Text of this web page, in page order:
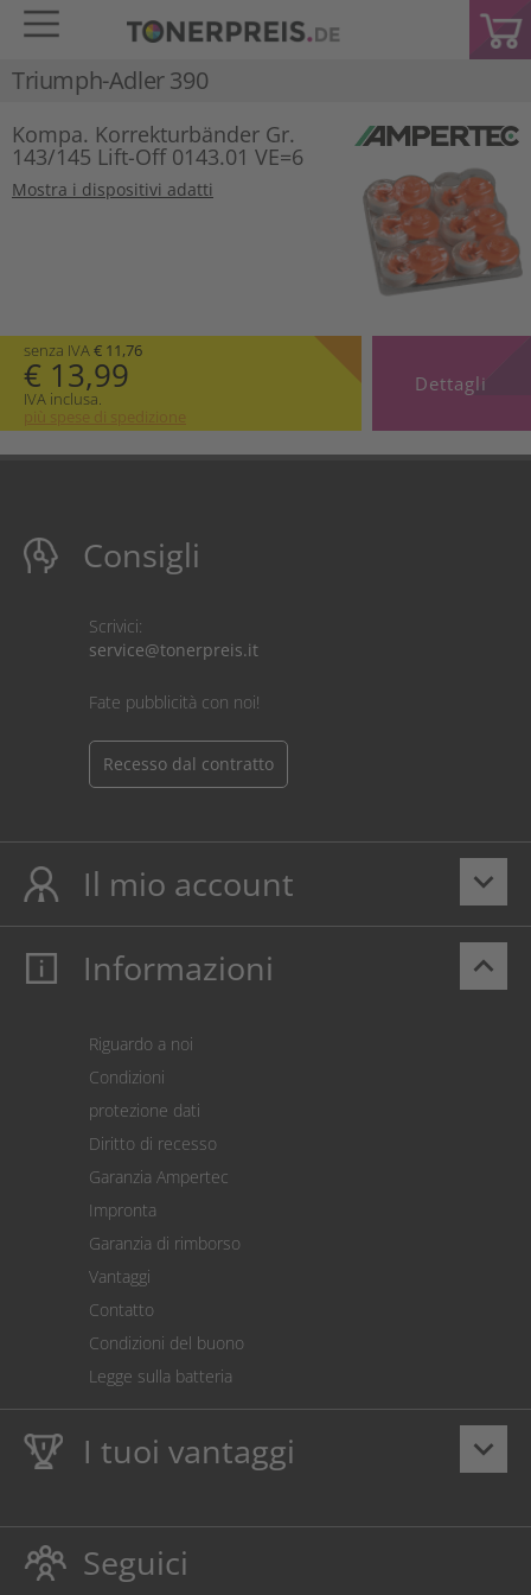
Triumph-Adler 390
Kompa. Korrekturbänder Gr.
143/145 Lift-Off 0143.01 VE=6
Mostra i dispositivi adatti
senza IVA€ 11,76
€ 13,99
IVA inclusa.
più spese di spedizione
Dettagli
Consigli
Scrivici:
service@tonerpreis.it
Fate pubblicità con noi!
Recesso dal contratto
keyboard_arrow_down
Il mio account
Il mio account
Pagamento
Restituzione della merce
Calcolatore dei costi
Impostazioni dei cookie
keyboard_arrow_up
Informazioni
Riguardo a noi
Condizioni
protezione dati
Diritto di recesso
Garanzia Ampertec
Impronta
Garanzia di rimborso
Vantaggi
Contatto
Condizioni del buono
Legge sulla batteria
keyboard_arrow_down
I tuoi vantaggi
Dieci anniGaranzia Ampertecsu toner e inchiostro
Rispettoso dellambiente evitando gli sprechi.
Seguici